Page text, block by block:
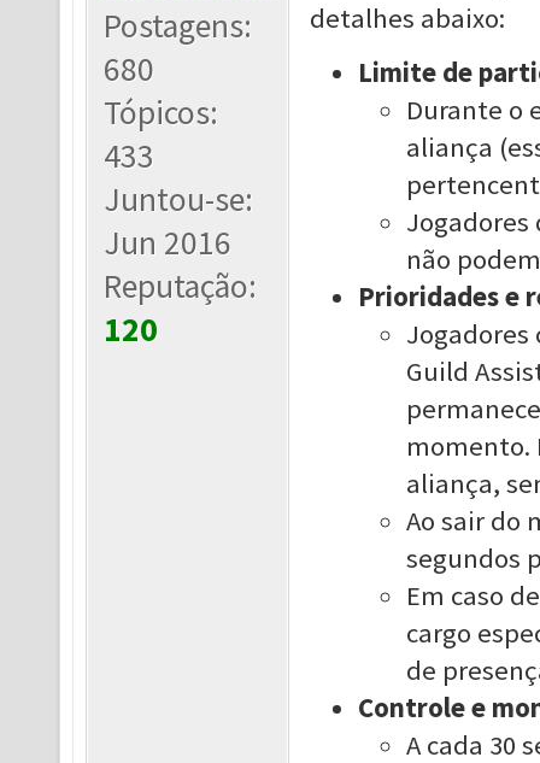
Postagens:
680
Tópicos:
433
Juntou-se:
Jun 2016
Reputação:
120
detalhes abaixo:
Limite de
Durante o
aliança
não
Prioridades e
Jogadores
Guild
momento.
aliança,
Ao sair do
segundos
Em caso
cargo
de
Controle e
A cada 30